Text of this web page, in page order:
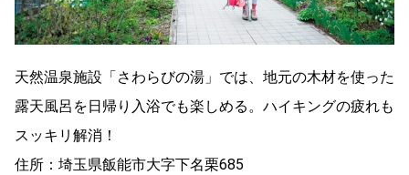
天然温泉施設「さわらびの湯」では、地元の木材を使った
露天風呂を日帰り入浴でも楽しめる。ハイキングの疲れも
スッキリ解消！
住所：埼玉県飯能市大字下名栗685